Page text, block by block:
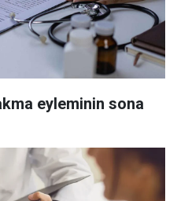
eyleminin sona